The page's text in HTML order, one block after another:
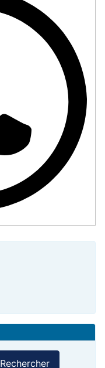
Rechercher